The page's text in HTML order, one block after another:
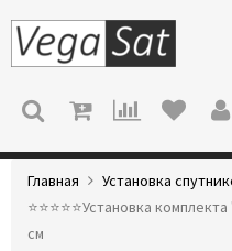
МЕНЮ
Главная Установка
⭐️⭐️⭐️⭐️⭐️Установка
см